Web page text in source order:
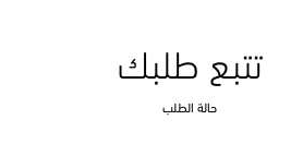
تتبع طلبك
حالة الطلب